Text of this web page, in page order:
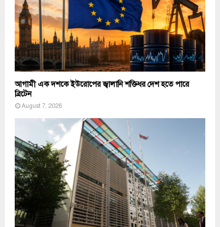
আগামী এক দশকে ইউরোপের জ্বালানি শক্তিধর দেশ হতে পারে
ব্রিটেন
August 7, 2026